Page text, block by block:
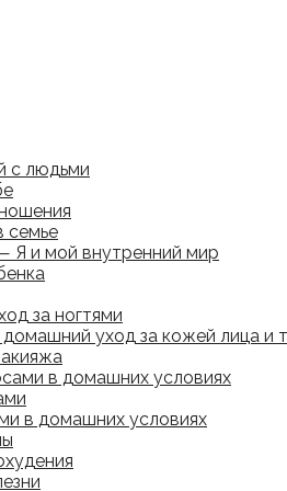
с людьми
семье
Я и мой внутренний мир
за ногтями
уход за кожей лица и
в домашних условиях
в домашних условиях